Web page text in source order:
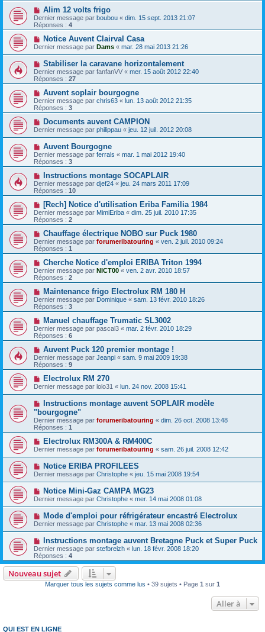
Alim 12 volts frigo
Dernier message par boubou « dim. 15 sept. 2013 21:07
Réponses : 4
Notice Auvent Clairval Casa
Dernier message par Dams « mar. 28 mai 2013 21:26
Stabiliser la caravane horizontalement
Dernier message par fanfanVV « mer. 15 août 2012 22:40
Réponses : 27
Auvent soplair bourgogne
Dernier message par chris63 « lun. 13 août 2012 21:35
Réponses : 3
Documents auvent CAMPION
Dernier message par philippau « jeu. 12 juil. 2012 20:08
Auvent Bourgogne
Dernier message par ferrals « mar. 1 mai 2012 19:40
Réponses : 3
Instructions montage SOCAPLAIR
Dernier message par djef24 « jeu. 24 mars 2011 17:09
Réponses : 10
[Rech] Notice d'utilisation Eriba Familia 1984
Dernier message par MimiEriba « dim. 25 juil. 2010 17:35
Réponses : 2
Chauffage électrique NOBO sur Puck 1980
Dernier message par forumeribatouring « ven. 2 juil. 2010 09:24
Réponses : 1
Cherche Notice d'emploi ERIBA Triton 1994
Dernier message par NICT00 « ven. 2 avr. 2010 18:57
Réponses : 2
Maintenance frigo Electrolux RM 180 H
Dernier message par Dominique « sam. 13 févr. 2010 18:26
Réponses : 3
Manuel chauffage Trumatic SL3002
Dernier message par pascal3 « mar. 2 févr. 2010 18:29
Réponses : 6
Auvent Puck 120 premier montage !
Dernier message par Jeanpi « sam. 9 mai 2009 19:38
Réponses : 9
Electrolux RM 270
Dernier message par lolo31 « lun. 24 nov. 2008 15:41
Instructions montage auvent SOPLAIR modèle
"bourgogne"
Dernier message par forumeribatouring « dim. 26 oct. 2008 13:48
Réponses : 1
Electrolux RM300A & RM400C
Dernier message par forumeribatouring « sam. 26 juil. 2008 12:42
Notice ERIBA PROFILEES
Dernier message par Christophe « jeu. 15 mai 2008 19:54
Notice Mini-Gaz CAMPA MG23
Dernier message par Christophe « mer. 14 mai 2008 01:08
Mode d'emploi pour réfrigérateur encastré Electrolux
Dernier message par Christophe « mar. 13 mai 2008 02:36
Instructions montage auvent Bretagne Puck et Super Puck
Dernier message par stefbreizh « lun. 18 févr. 2008 18:20
Réponses : 4
Nouveau sujet
Marquer tous les sujets comme lus • 39 sujets • Page 1 sur 1
Aller à
QUI EST EN LIGNE